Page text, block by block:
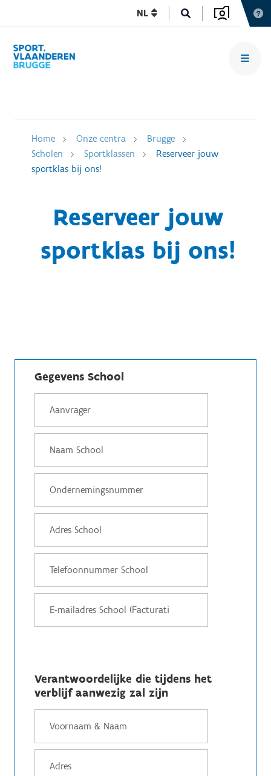
NL
Home Onze centra
Brugge
Scholen
Sportklassen
Reserveer jouw
sportklas bij ons!
Reserveer jouw
sportklas bij ons!
Gegevens School
Verantwoordelijke die tijdens het
verblijf aanwezig zal zijn